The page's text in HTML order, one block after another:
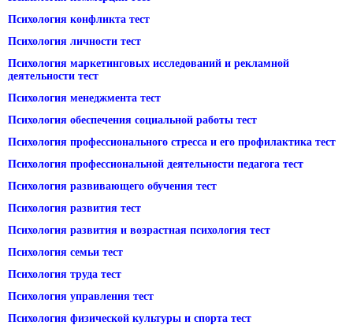
Психология конфликта тест
Психология личности тест
Психология маркетинговых исследований и рекламной
деятельности тест
Психология менеджмента тест
Психология обеспечения социальной работы тест
Психология профессионального стресса и его профилактика тест
Психология профессиональной деятельности педагога тест
Психология развивающего обучения тест
Психология развития тест
Психология развития и возрастная психология тест
Психология семьи тест
Психология труда тест
Психология управления тест
Психология физической культуры и спорта тест